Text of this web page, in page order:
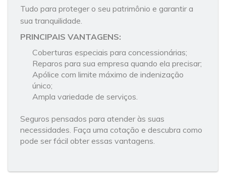
Tudo para proteger o seu patrimônio e garantir a
sua tranquilidade.
PRINCIPAIS VANTAGENS:
Coberturas especiais para concessionárias;
Reparos para sua empresa quando ela precisar;
Apólice com limite máximo de indenização
único;
Ampla variedade de serviços.
Seguros pensados para atender às suas
necessidades. Faça uma cotação e descubra como
pode ser fácil obter essas vantagens.